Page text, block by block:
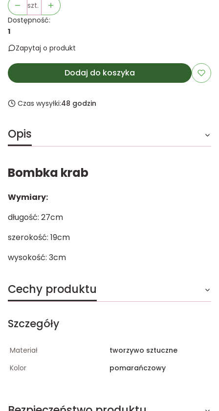
szt.
Dostępność:
1
Zapytaj o produkt
Dodaj do koszyka
Czas wysyłki:48 godzin
Opis
Bombka krab
Wymiary:
długość: 27cm
szerokość: 19cm
wysokość: 3cm
Cechy produktu
Szczegóły
Materiał
tworzywo sztuczne
Kolor
pomarańczowy